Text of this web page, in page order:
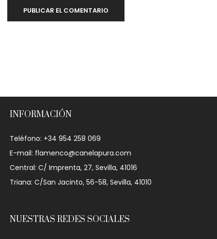
INFORMACIÓN
Teléfono: +34 954 258 069
E-mail: flamenco@canelapura.com
Central: C/ Imprenta, 27, Sevilla, 41016
Triana: C/San Jacinto, 56-58, Sevilla, 41010
NUESTRAS REDES SOCIALES